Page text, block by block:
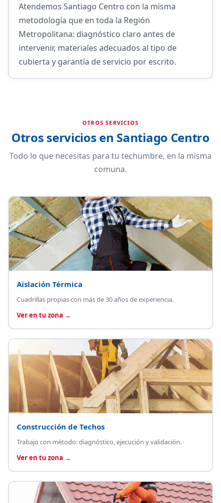
Atendemos Santiago Centro con la misma
metodología que en toda la Región
Metropolitana: diagnóstico claro antes de
intervenir, materiales adecuados al tipo de
cubierta y garantía de servicio por escrito.
OTROS SERVICIOS
Otros servicios en Santiago Centro
Todo lo que necesitas para tu techumbre, en la misma
comuna.
Aislación Térmica
Cuadrillas propias con más de 30 años de experiencia.
Ver en tu zona →
Construcción de Techos
Trabajo con método: diagnóstico, ejecución y validación.
Ver en tu zona →